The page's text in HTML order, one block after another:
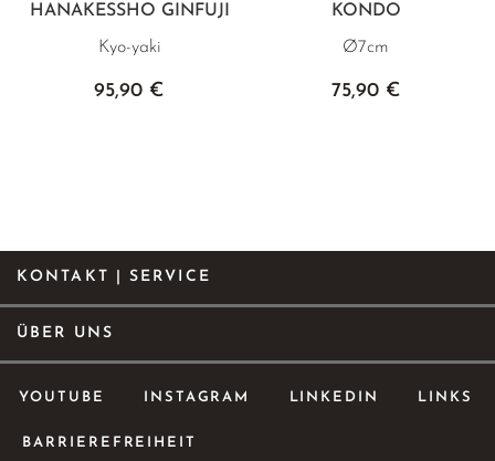
HANAKESSHO GINFUJI
Kyo-yaki
95,90 €
KONDO
Ø7cm
75,90 €
KONTAKT | SERVICE
ÜBER UNS
YOUTUBE INSTAGRAM LINKEDIN LINKS
BARRIEREFREIHEIT